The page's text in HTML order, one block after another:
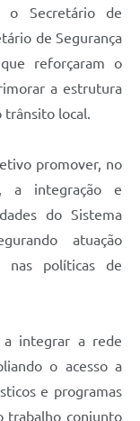
o Secretário de
de Segurança
reforçaram o
a estrutura
trânsito local.
promover, no
a integração e
do Sistema
atuação
nas políticas de
a integrar a rede
o acesso a
e programas
trabalho conjunto